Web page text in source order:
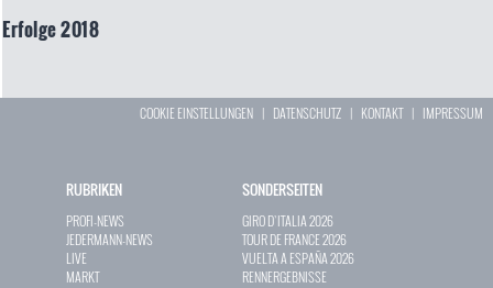
Erfolge 2018
COOKIE EINSTELLUNGEN | DATENSCHUTZ | KONTAKT| IMPRESSUM
RUBRIKEN
PROFI-NEWS
JEDERMANN-NEWS
LIVE
MARKT
SONDERSEITEN
GIRO D`ITALIA 2026
TOUR DE FRANCE 2026
VUELTA A ESPAÑA 2026
RENNERGEBNISSE